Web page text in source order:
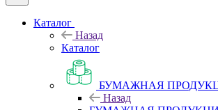
Каталог
Назад
Каталог
БУМАЖНАЯ
Назад